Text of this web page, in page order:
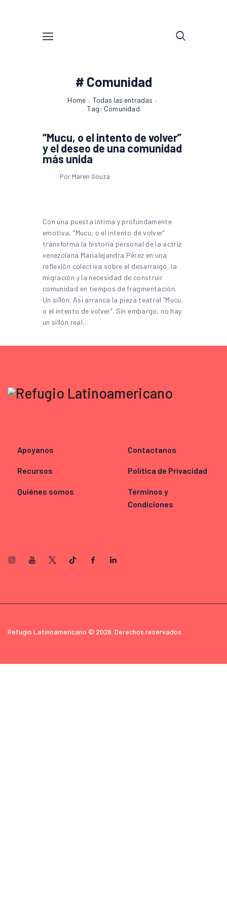
# Comunidad
Home
Todas las entradas
Tag: Comunidad
“Mucu, o el intento de volver”
y el deseo de una comunidad
más unida
Por Maren Souza
Con una puesta íntima y profundamente
emotiva, “Mucu, o el intento de volver”
transforma la historia personal de la actriz
venezolana Marialejandra Pérez en una
reflexión colectiva sobre el desarraigo, la
migración y la necesidad de construir
comunidad en tiempos de fragmentación.
Un sillón. Así arranca la pieza teatral “Mucu,
o el intento de volver”. Sin embargo, no hay
un sillón real…
Apoyanos
Recursos
Quiénes somos
Contactanos
Política de Privacidad
Términos y
Condiciones
Refugio Latinoamericano © 2026. Derechos reservados.